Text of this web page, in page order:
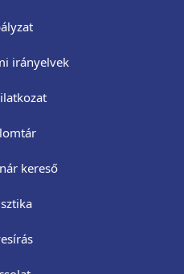
irányelvek
kereső